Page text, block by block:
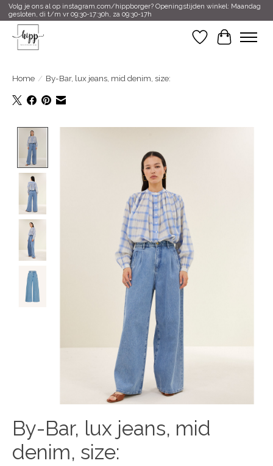
Volg je ons al op instagram.com/hippborger? Openingstijden winkel: Maandag
gesloten, di t/m vr 09:30-17:30h, za 09:30-17h
Verlanglijst
Home / By-Bar, lux jeans, mid denim, size:
By-Bar, lux jeans, mid
denim, size: